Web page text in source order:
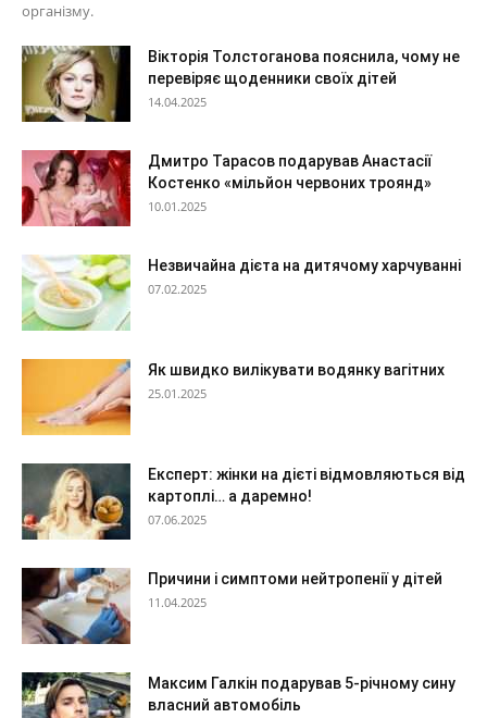
організму.
Вікторія Толстоганова пояснила, чому не
перевіряє щоденники своїх дітей
14.04.2025
Дмитро Тарасов подарував Анастасії
Костенко «мільйон червоних троянд»
10.01.2025
Незвичайна дієта на дитячому харчуванні
07.02.2025
Як швидко вилікувати водянку вагітних
25.01.2025
Експерт: жінки на дієті відмовляються від
картоплі… а даремно!
07.06.2025
Причини і симптоми нейтропенії у дітей
11.04.2025
Максим Галкін подарував 5-річному сину
власний автомобіль